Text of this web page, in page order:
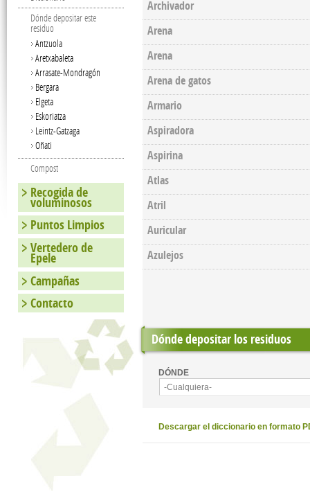
Archivador
Arena
Arena
Arena de gatos
Armario
Aspiradora
Aspirina
Atlas
Atril
Auricular
Azulejos
Dónde depositar los residuos
DÓNDE
-Cualquiera-
Descargar el diccionario en formato
Dónde depositar este
residuo
Antzuola
Aretxabaleta
Arrasate-Mondragón
Bergara
Elgeta
Eskoriatza
Leintz-Gatzaga
Oñati
Compost
Recogida de
voluminosos
Puntos Limpios
Vertedero de
Epele
Campañas
Contacto